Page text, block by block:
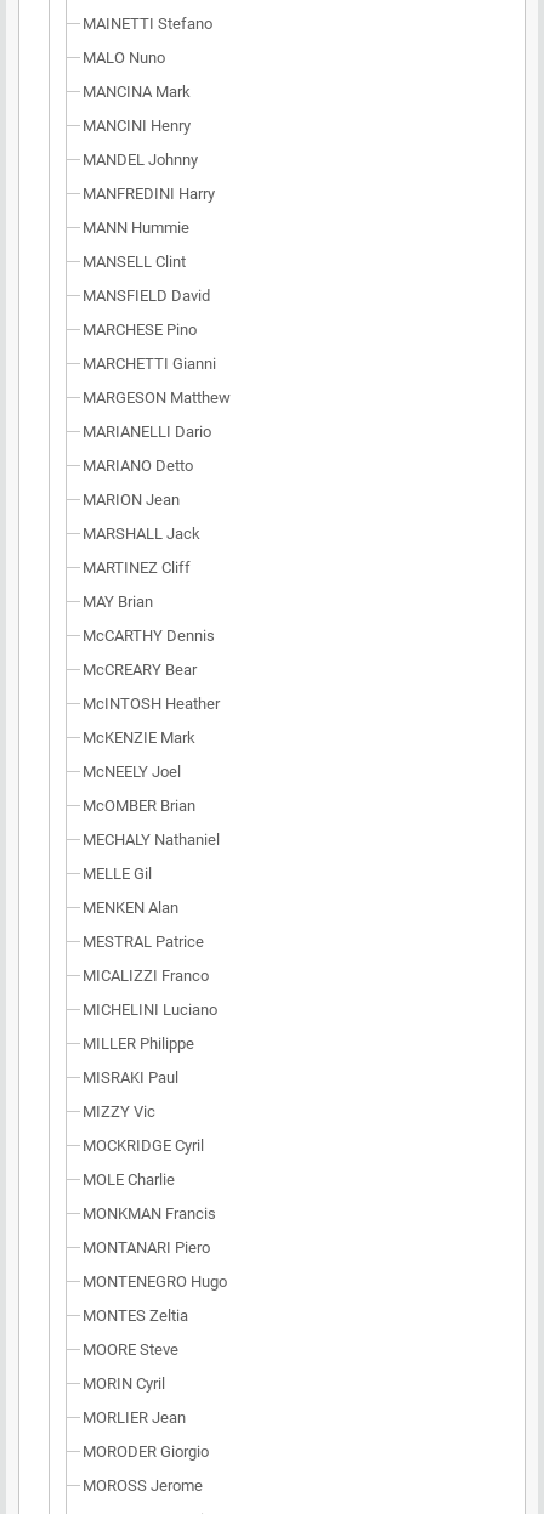
MAINETTI Stefano
MALO Nuno
MANCINA Mark
MANCINI Henry
MANDEL Johnny
MANFREDINI Harry
MANN Hummie
MANSELL Clint
MANSFIELD David
MARCHESE Pino
MARCHETTI Gianni
MARGESON Matthew
MARIANELLI Dario
MARIANO Detto
MARION Jean
MARSHALL Jack
MARTINEZ Cliff
MAY Brian
McCARTHY Dennis
McCREARY Bear
McINTOSH Heather
McKENZIE Mark
McNEELY Joel
McOMBER Brian
MECHALY Nathaniel
MELLE Gil
MENKEN Alan
MESTRAL Patrice
MICALIZZI Franco
MICHELINI Luciano
MILLER Philippe
MISRAKI Paul
MIZZY Vic
MOCKRIDGE Cyril
MOLE Charlie
MONKMAN Francis
MONTANARI Piero
MONTENEGRO Hugo
MONTES Zeltia
MOORE Steve
MORIN Cyril
MORLIER Jean
MORODER Giorgio
MOROSS Jerome